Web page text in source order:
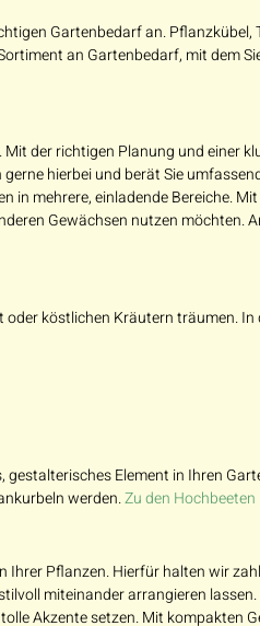
Gartenbedarf an.
an Gartenbedarf, mit dem
der richtigen Planung und einer
hierbei und berät Sie
mehrere, einladende Bereiche.
Gewächsen nutzen
köstlichen Kräutern träumen.
Element in Ihren
werden.Zu den Hochbeeten
Pflanzen. Hierfür halten wir
miteinander arrangieren
Akzente setzen. Mit kompakten